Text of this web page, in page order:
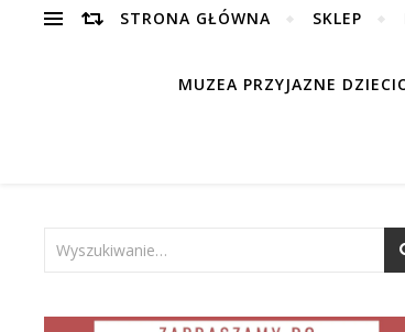
STRONA GŁÓWNA SKLEP
MUZEA PRZYJAZNE